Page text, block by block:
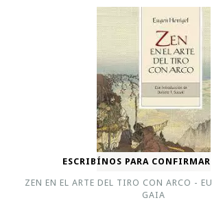
ESCRIBÍNOS PARA CONFIRMAR
ZEN EN EL ARTE DEL TIRO CON ARCO -
GAIA